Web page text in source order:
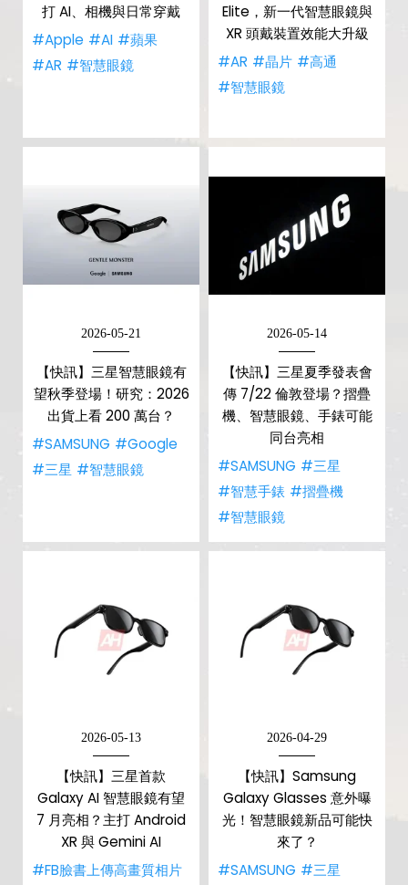
打 AI、相機與日常穿戴
#Apple #AI #蘋果
#AR #智慧眼鏡
Elite，新一代智慧眼鏡與
XR 頭戴裝置效能大升級
#AR #晶片 #高通
#智慧眼鏡
2026-05-21
【快訊】三星智慧眼鏡有
望秋季登場！研究：2026
出貨上看 200 萬台？
#SAMSUNG #Google
#三星 #智慧眼鏡
2026-05-14
【快訊】三星夏季發表會
傳 7/22 倫敦登場？摺疊
機、智慧眼鏡、手錶可能
同台亮相
#SAMSUNG #三星
#智慧手錶 #摺疊機
#智慧眼鏡
2026-05-13
【快訊】三星首款
Galaxy AI 智慧眼鏡有望
7 月亮相？主打 Android
XR 與 Gemini AI
#FB臉書上傳高畫質相片
2026-04-29
【快訊】Samsung
Galaxy Glasses 意外曝
光！智慧眼鏡新品可能快
來了？
#SAMSUNG #三星